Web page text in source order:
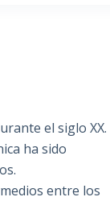
el siglo XX.
ha sido
entre los